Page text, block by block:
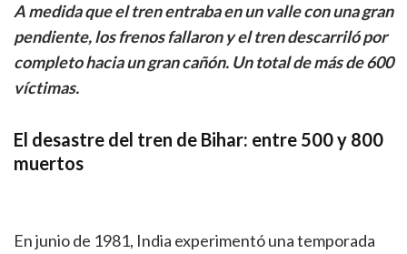
A medida que el tren entraba en un valle con una gran
pendiente, los frenos fallaron y el tren descarriló por
completo hacia un gran cañón. Un total de más de 600
víctimas.
El desastre del tren de Bihar: entre 500 y 800
muertos
En junio de 1981, India experimentó una temporada